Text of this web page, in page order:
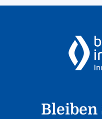
Bleiben